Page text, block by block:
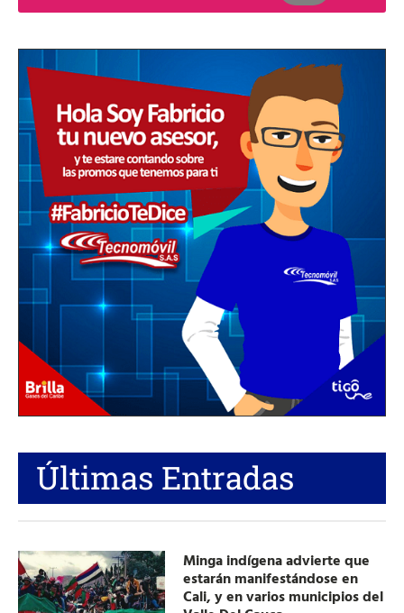
Últimas Entradas
Minga indígena advierte que
estarán manifestándose en
Cali, y en varios municipios del